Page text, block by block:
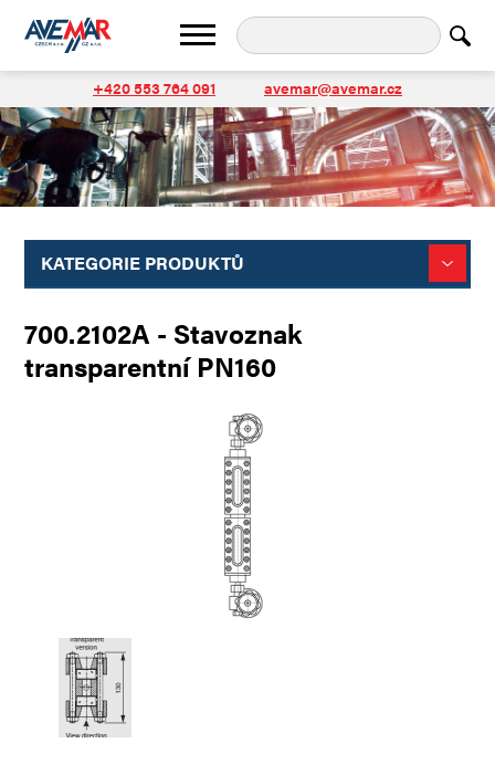
+420 553 764 091 avemar@avemar.cz
KATEGORIE PRODUKTŮ
700.2102A - Stavoznak
transparentní PN160